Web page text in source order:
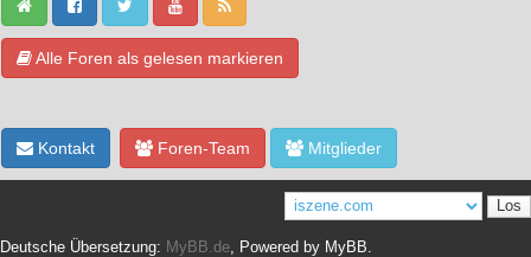
Alle Foren als gelesen markieren
Kontakt Foren-Team Mitglieder
Deutsche Übersetzung: MyBB.de , Powered by MyBB